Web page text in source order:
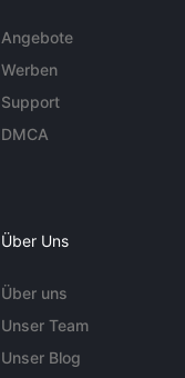
Angebote
Werben
Support
DMCA
Über Uns
Über uns
Unser Team
Unser Blog